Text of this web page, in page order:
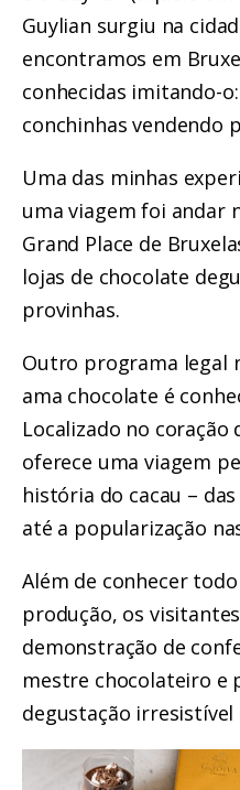
Guylian surgiu na
encontramos em
conhecidas imitando-
conchinhas vendendo
Uma das minhas
uma viagem foi andar
Grand Place de
lojas de chocolate
provinhas.
Outro programa legal
ama chocolate é
Localizado no coração
oferece uma viagem
história do cacau –
até a popularização
Além de conhecer
produção, os
demonstração de
mestre chocolateiro e
degustação irresistível